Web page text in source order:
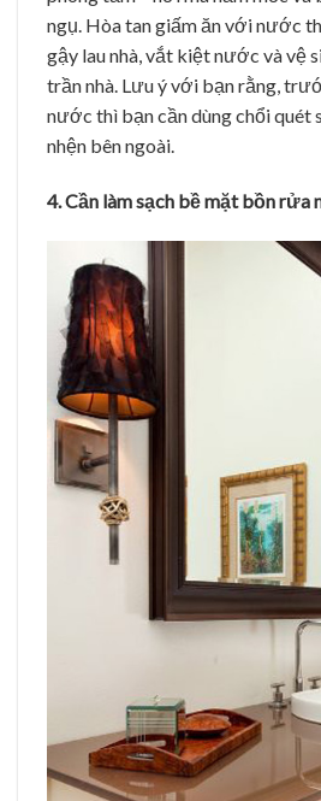
ngụ. Hòa tan giấm ăn với nước
gậy lau nhà, vắt kiệt nước và vệ
trần nhà. Lưu ý với bạn rằng,
nước thì bạn cần dùng chổi quét
nhện bên ngoài.
4. Cần làm sạch bề mặt bồn rửa